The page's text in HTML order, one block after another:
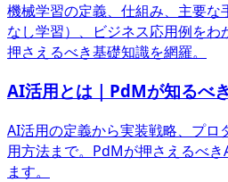
機械学習の定義、仕組み、主要な
なし学習）、ビジネス応用例を
押さえるべき基礎知識を網羅。
AI活用とは｜PdMが知るべ
AI活用の定義から実装戦略、プロ
用方法まで。PdMが押さえるべ
ます。